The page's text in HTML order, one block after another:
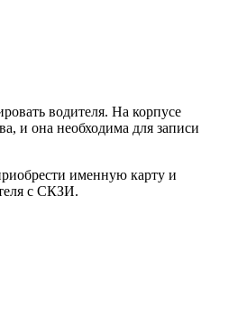
водителя. На корпусе
и она необходима для записи
именную карту и
с СКЗИ.